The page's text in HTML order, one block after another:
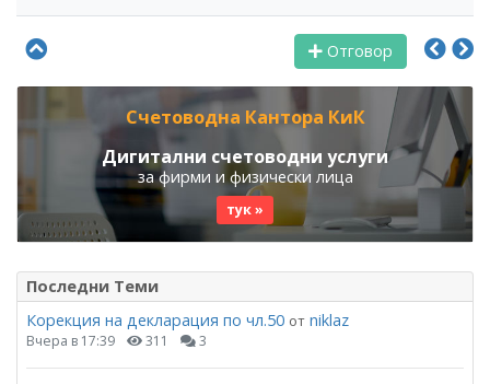
Отговор
Счетоводна Кантора КиК
Дигитални счетоводни услуги
за фирми и физически лица
тук »
Последни Теми
Корекция на декларация по чл.50 от niklaz
Вчера в 17:39 311 3